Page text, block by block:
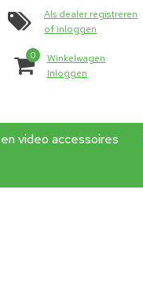
Als dealer registreren
of inloggen
0
Winkelwagen
Inloggen
video accessoires